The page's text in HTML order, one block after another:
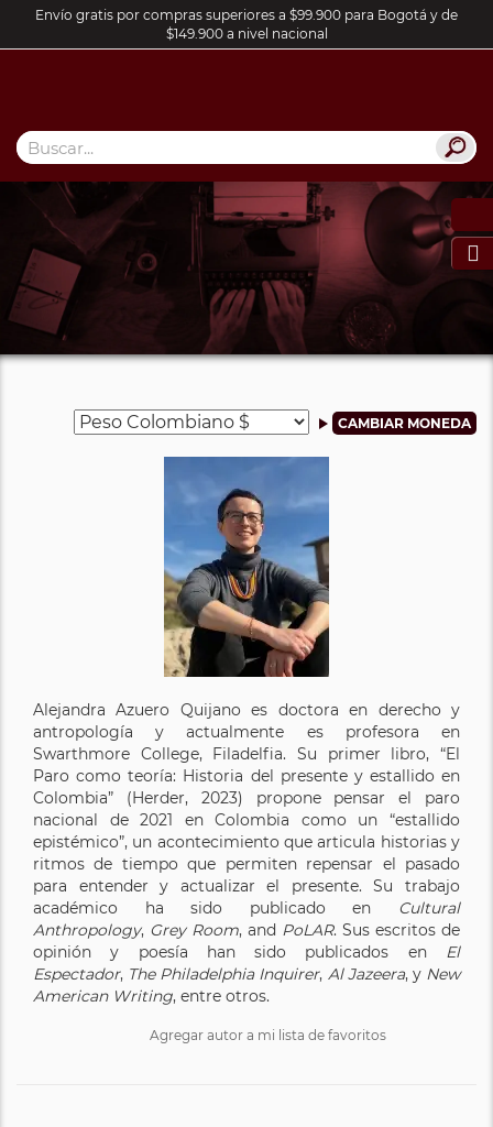
Envío gratis por compras superiores a $99.900 para Bogotá y de
$149.900 a nivel nacional

Alejandra Azuero Quijano es doctora en derecho y
antropología y actualmente es profesora en
Swarthmore College, Filadelfia. Su primer libro, “El
Paro como teoría: Historia del presente y estallido en
Colombia” (Herder, 2023) propone pensar el paro
nacional de 2021 en Colombia como un “estallido
epistémico”, un acontecimiento que articula historias y
ritmos de tiempo que permiten repensar el pasado
para entender y actualizar el presente. Su trabajo
académico ha sido publicado en Cultural
Anthropology, Grey Room, and PoLAR. Sus escritos de
opinión y poesía han sido publicados en El
Espectador, The Philadelphia Inquirer, Al Jazeera, y New
American Writing, entre otros.
Agregar autor a mi lista de favoritos